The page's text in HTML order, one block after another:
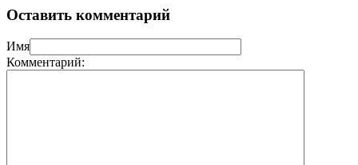
Оставить комментарий
Имя
Комментарий: